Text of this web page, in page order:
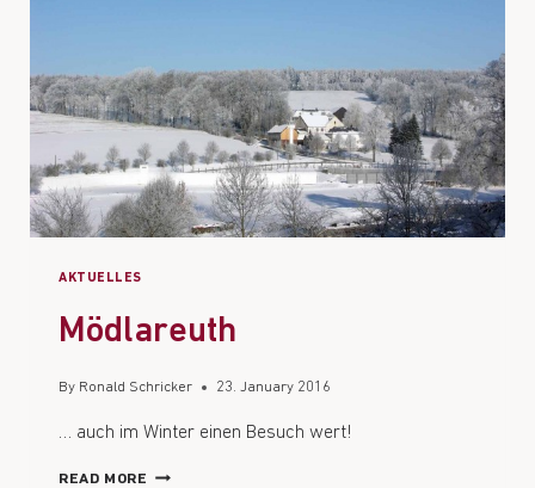
AKTUELLES
Mödlareuth
By Ronald Schricker 23. January 2016
… auch im Winter einen Besuch wert!
READ MORE